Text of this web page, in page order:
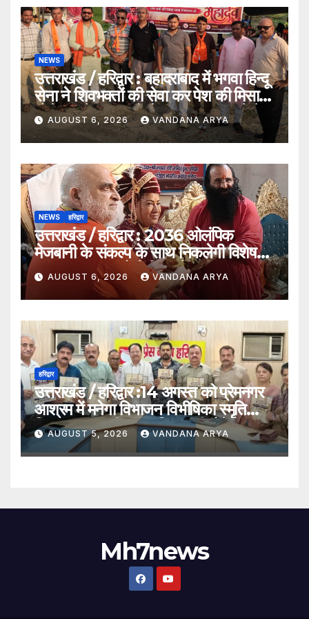
NEWS
उत्तराखंड / हरिद्वार : बहादराबाद में भगवा हिन्दू
सेना ने शिवभक्तों की सेवा कर पेश की मिसाल,
भोलेनाथ के जयकारों से गूंजा वातावरण_देखे
विडिओ !!
AUGUST 6, 2026 VANDANA ARYA
NEWS हरिद्वार
उत्तराखंड / हरिद्वार : 2036 ओलंपिक
मेजबानी के संकल्प के साथ निकलेगी विशेष
कांवड़ यात्रा, संतों ने दिया ‘विजयी भव’ का
आशीर्वाद_देखे विडिओ !!
AUGUST 6, 2026 VANDANA ARYA
हरिद्वार
उत्तराखंड / हरिद्वार :14 अगस्त को प्रेमनगर
आश्रम में मनेगा विभाजन विभीषिका स्मृति
दिवस, मुख्यमंत्री पुष्कर सिंह धामी होंगे मुख्य
अतिथि_देखे विडिओ !!
AUGUST 5, 2026 VANDANA ARYA
Mh7news